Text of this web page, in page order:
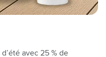
avec 25 % de